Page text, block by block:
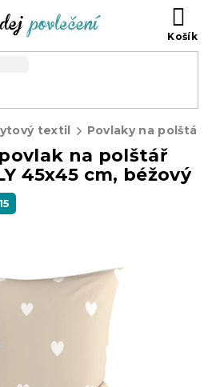
textil Povlaky na
na polštář
45x45 cm, béžový